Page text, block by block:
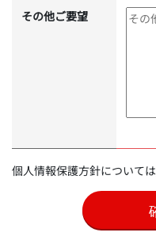
その他ご要望
個人情報保護方針については